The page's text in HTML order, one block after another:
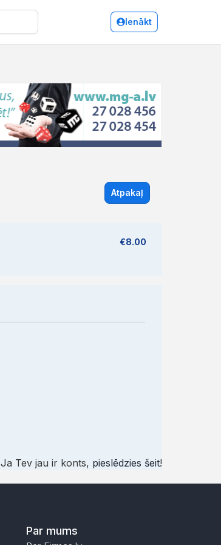
Ienākt
Atpakaļ
€8.00
Ja Tev jau ir konts, pieslēdzies šeit!
Par mums